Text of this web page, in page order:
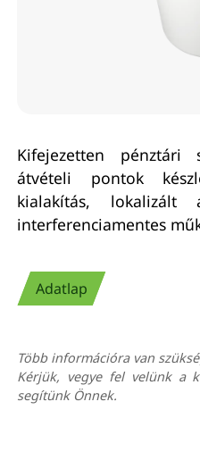
Kifejezetten pénztári
átvételi pontok
kialakítás, lokalizált
interferenciamentes
Adatlap
Több információra van
Kérjük, vegye fel velünk a
segítünk Önnek.